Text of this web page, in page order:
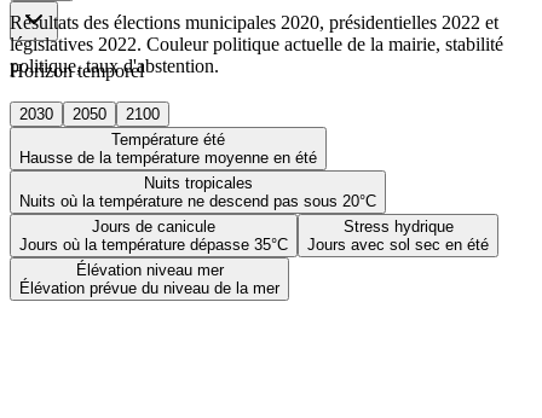
Horizon temporel
2030 2050
2100
Température été
Hausse de la température moyenne en été
Nuits tropicales
Nuits où la température ne descend pas sous 20°C
Jours de canicule
Jours où la température dépasse 35°C
Stress hydrique
Jours avec sol sec en été
Élévation niveau mer
Élévation prévue du niveau de la mer
Résultats des élections municipales 2020, présidentielles 2022 et
législatives 2022. Couleur politique actuelle de la mairie, stabilité
politique, taux d'abstention.